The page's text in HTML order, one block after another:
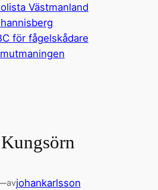
Västmanland
för fågelskådare
avjohankarlsson